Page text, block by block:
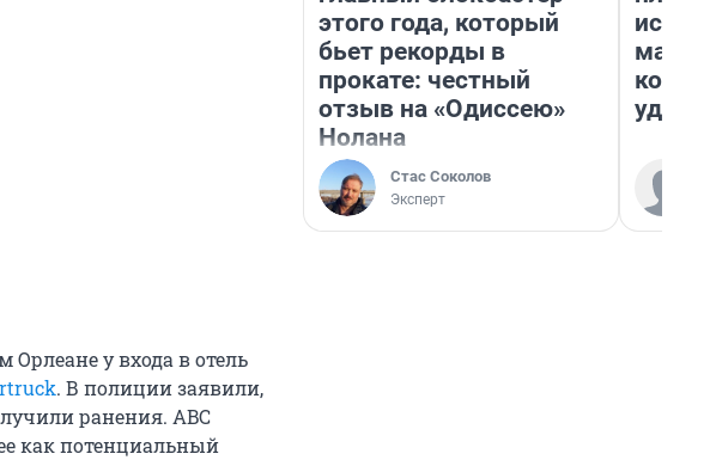
Орлеане у входа в отель
. В полиции заявили,
ранения. ABC
как потенциальный
этого года, который
бьет рекорды в
прокате: честный
отзыв на «Одиссею»
Нолана
Стас Соколов
Эксперт